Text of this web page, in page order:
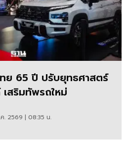
ย 65 ปี ปรับยุทธศาสตร์
สริมทัพรถใหม่
. 2569 | 08:35 น.